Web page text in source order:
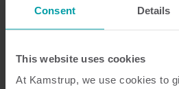
Consent Details
This website uses cookies
At Kamstrup, we use cookies to
tapahtumien seurantaan,
käsittelyyn.
Vesi Huolto